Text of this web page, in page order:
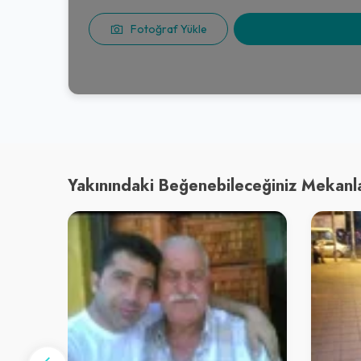
Fotoğraf Yükle
Yakınındaki Beğenebileceğiniz